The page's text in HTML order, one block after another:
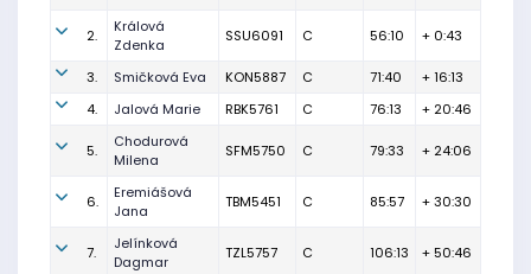
2.
Králová
Zdenka
SSU6091 C 56:10 + 0:43
3. Smičková Eva KON5887 C 71:40
+ 16:13
4.
Jalová Marie RBK5761 C 76:13 + 20:46
5.
Chodurová
Milena
SFM5750 C 79:33 + 24:06
6.
Eremiášová
Jana
TBM5451 C 85:57 + 30:30
7.
Jelínková
Dagmar
TZL5757 C 106:13 + 50:46